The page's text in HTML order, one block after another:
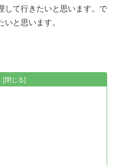
して行きたいと思います。で
いと思います。